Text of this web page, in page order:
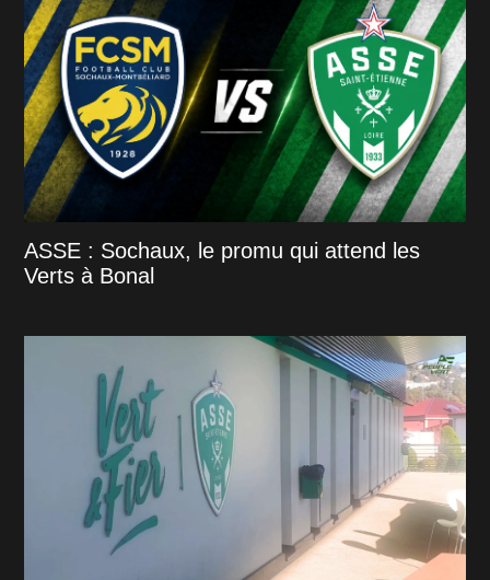
ASSE : Sochaux, le promu qui attend les
Verts à Bonal